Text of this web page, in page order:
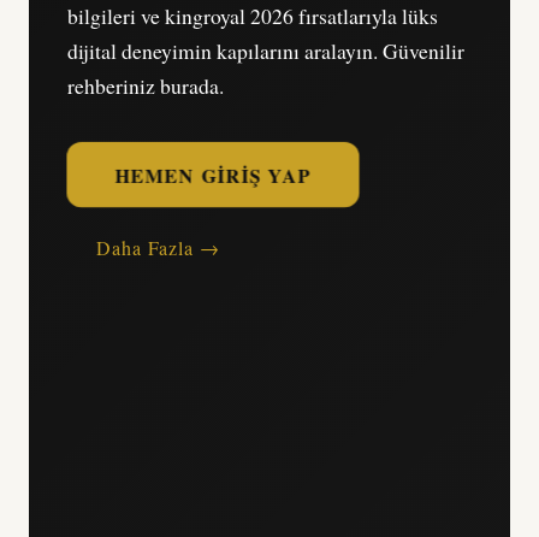
bilgileri ve kingroyal 2026 fırsatlarıyla lüks
dijital deneyimin kapılarını aralayın. Güvenilir
rehberiniz burada.
HEMEN GIRIŞ YAP
Daha Fazla →